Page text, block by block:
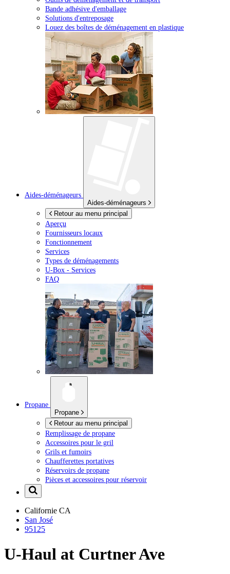
Bande adhésive d'emballage
Solutions d'entreposage
Louez des boîtes de déménagement en plastique
Aides-déménageurs
Aides-déménageurs
Retour au menu principal
Aperçu
Fournisseurs locaux
Fonctionnement
Services
Types de déménagements
U-Box - Services
FAQ
Propane
Propane
Retour au menu principal
Remplissage de propane
Accessoires pour le gril
Grils et fumoirs
Chaufferettes portatives
Réservoirs de propane
Pièces et accessoires pour réservoir
Californie CA
San José
95125
U-Haul at Curtner Ave